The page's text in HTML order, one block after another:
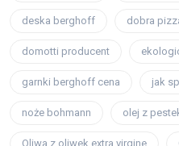
deska berghoff dobra
domotti producent
garnki berghoff cena jak
noże bohmann olej z
Oliwa z oliwek extra virgine